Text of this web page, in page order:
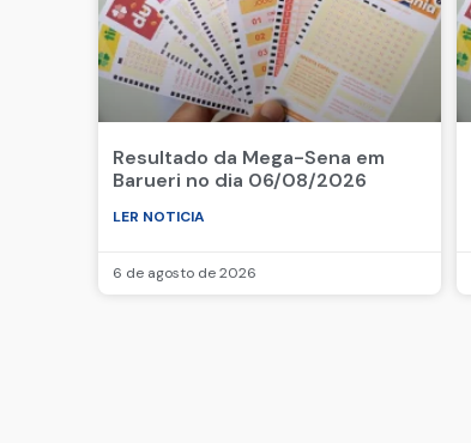
Resultado da Mega-Sena em
Barueri no dia 06/08/2026
LER NOTICIA
6 de agosto de 2026